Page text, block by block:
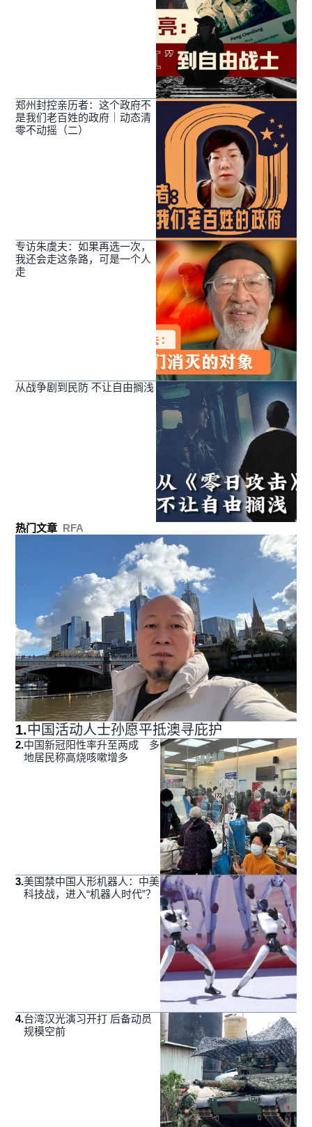
郑州封控亲历者：这个政府不
是我们老百姓的政府｜动态清
零不动摇（二）
专访朱虞夫：如果再选一次，
我还会走这条路，可是一个人
走
从战争剧到民防 不让自由搁浅
热门文章 RFA
1.中国活动人士孙愿平抵澳寻庇护
2.中国新冠阳性率升至两成 多
地居民称高烧咳嗽增多
3.美国禁中国人形机器人：中美
科技战，进入“机器人时代”？
4.台湾汉光演习开打 后备动员
规模空前